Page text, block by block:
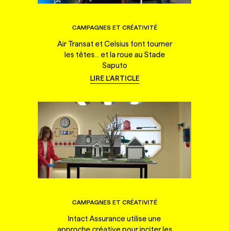
CAMPAGNES ET CRÉATIVITÉ
Air Transat et Celsius font tourner
les têtes... et la roue au Stade
Saputo
LIRE L'ARTICLE
CAMPAGNES ET CRÉATIVITÉ
Intact Assurance utilise une